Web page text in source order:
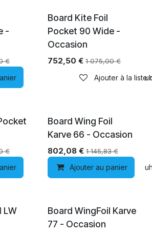
-
€
Ajouter à la liste de
Épuisé
Board Kite Foil
Pocket 90 Wide -
Occasion
752,50 € 1 075,00€
Ajouter à la liste
€
Ajouter à la liste de
Board Wing Foil
Karve 66 - Occasion
802,08€ 1 145,83€
Ajouter au panier
LW
Board WingFoil Karve
77 - Occasion